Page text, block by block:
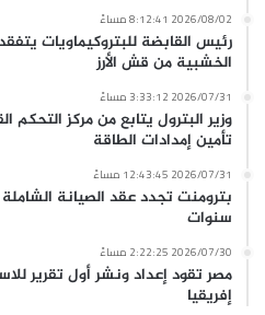
2026/08/02 8:12:41 مساءً
الخشبية من قش الأرز
2026/07/31 3:33:12 مساءً
وزير البترول يتابع من مركز
تأمين إمدادات الطاقة
2026/07/31 12:43:45 مساءً
بترومنت تجدد عقد الصيانة
سنوات
2026/07/30 2:22:25 مساءً
مصر تقود إعداد ونشر أول تقرير
إفريقيا